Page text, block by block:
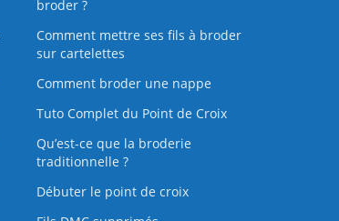
broder ?
Comment mettre ses fils à broder
sur cartelettes
Comment broder une nappe
Tuto Complet du Point de Croix
Qu’est-ce que la broderie
traditionnelle ?
Débuter le point de croix